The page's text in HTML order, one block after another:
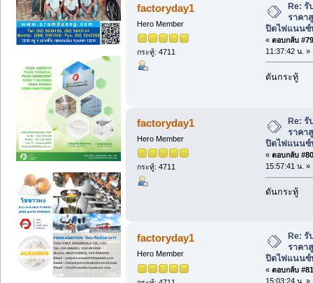
factoryday1
Hero Member
กระทู้: 4711
Re: รั
ราคา
ปิดไฟแนนซ์
« ตอบกลับ
11:37:42 น. »
ดันกระทู้
factoryday1
Hero Member
กระทู้: 4711
Re: รั
ราคา
ปิดไฟแนนซ์
« ตอบกลับ
15:57:41 น. »
ดันกระทู้
factoryday1
Hero Member
Re: รั
ราคา
ปิดไฟแนนซ์
« ตอบกลับ
15:03:24 น. »